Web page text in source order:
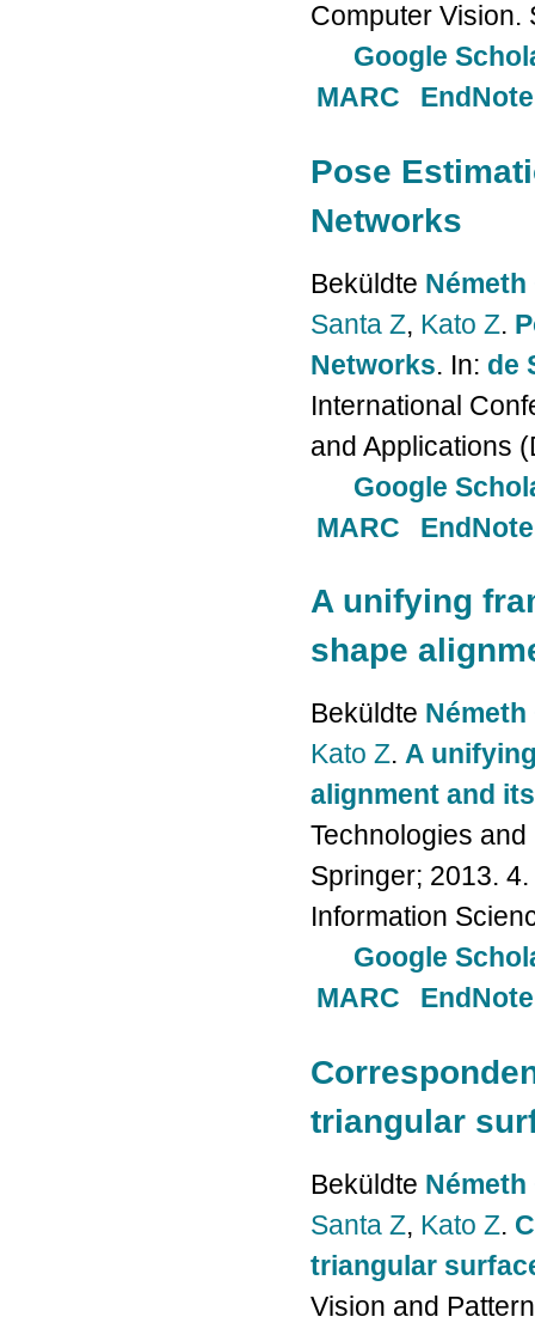
Computer Vision.
Google
MARC
Pose
Networks
Beküldte Németh
Santa Z, Kato Z.
Networks. In: de
International
and Applications
Google
MARC
A unifying
shape
Beküldte Németh
Kato Z. A
alignment and
Technologies
Springer; 2013.
Information
Google
MARC
triangular
Beküldte Németh
Santa Z, Kato Z.
triangular
Vision and